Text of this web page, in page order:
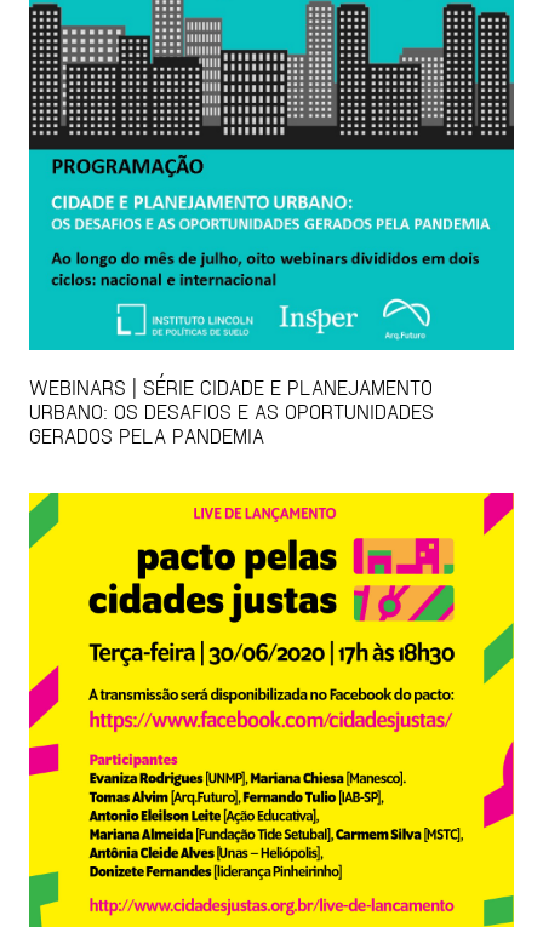
WEBINARS | SÉRIE CIDADE E PLANEJAMENTO
URBANO: OS DESAFIOS E AS OPORTUNIDADES
GERADOS PELA PANDEMIA